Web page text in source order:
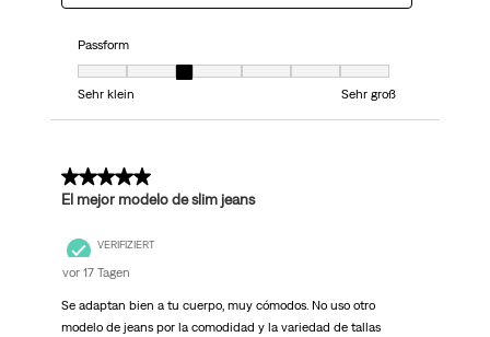
Passform
Passform, 3 von 7, wo 1 gleich Sehr klein ist und 7 gleich Sehr groß ist
Sehr klein
Sehr groß
5 von 5 Sternen.
El mejor modelo de slim jeans
VERIFIZIERT
vor 17 Tagen
Se adaptan bien a tu cuerpo, muy cómodos. No uso otro
modelo de jeans por la comodidad y la variedad de tallas